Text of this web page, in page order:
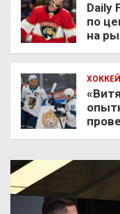
Daily
по
на
ХОККЕЙ